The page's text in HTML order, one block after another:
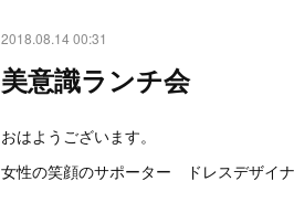
2018.08.14 00:31
美意識ランチ会
おはようございます。
女性の笑顔のサポーター ドレスデザイナ